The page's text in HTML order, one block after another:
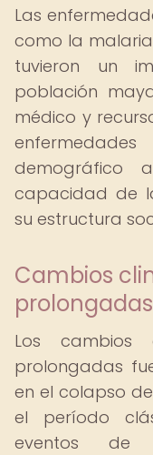
Las
como la
tuvieron un
población
médico y
demográfico
capacidad de
su estructura
Cambios
prolongadas
Los cambios
prolongadas
en el colapso
el período
eventos de